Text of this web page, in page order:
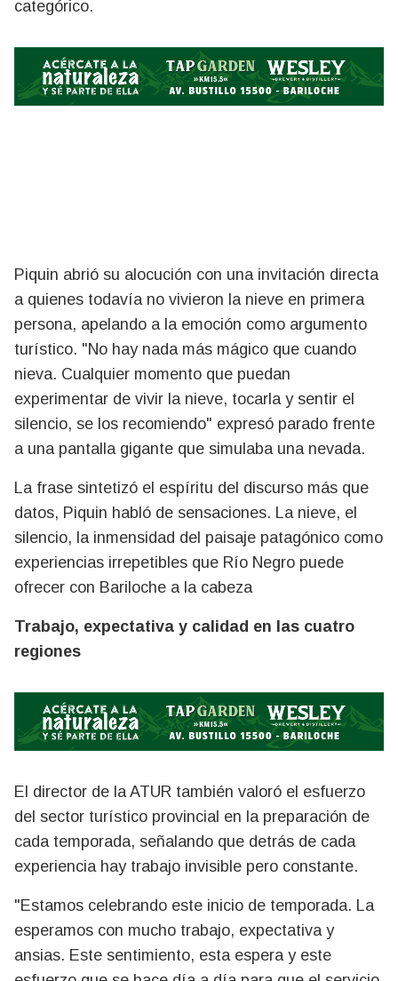
categórico.
Piquin abrió su alocución con una invitación directa
a quienes todavía no vivieron la nieve en primera
persona, apelando a la emoción como argumento
turístico. "No hay nada más mágico que cuando
nieva. Cualquier momento que puedan
experimentar de vivir la nieve, tocarla y sentir el
silencio, se los recomiendo" expresó parado frente
a una pantalla gigante que simulaba una nevada.
La frase sintetizó el espíritu del discurso más que
datos, Piquin habló de sensaciones. La nieve, el
silencio, la inmensidad del paisaje patagónico como
experiencias irrepetibles que Río Negro puede
ofrecer con Bariloche a la cabeza
Trabajo, expectativa y calidad en las cuatro
regiones
El director de la ATUR también valoró el esfuerzo
del sector turístico provincial en la preparación de
cada temporada, señalando que detrás de cada
experiencia hay trabajo invisible pero constante.
"Estamos celebrando este inicio de temporada. La
esperamos con mucho trabajo, expectativa y
ansias. Este sentimiento, esta espera y este